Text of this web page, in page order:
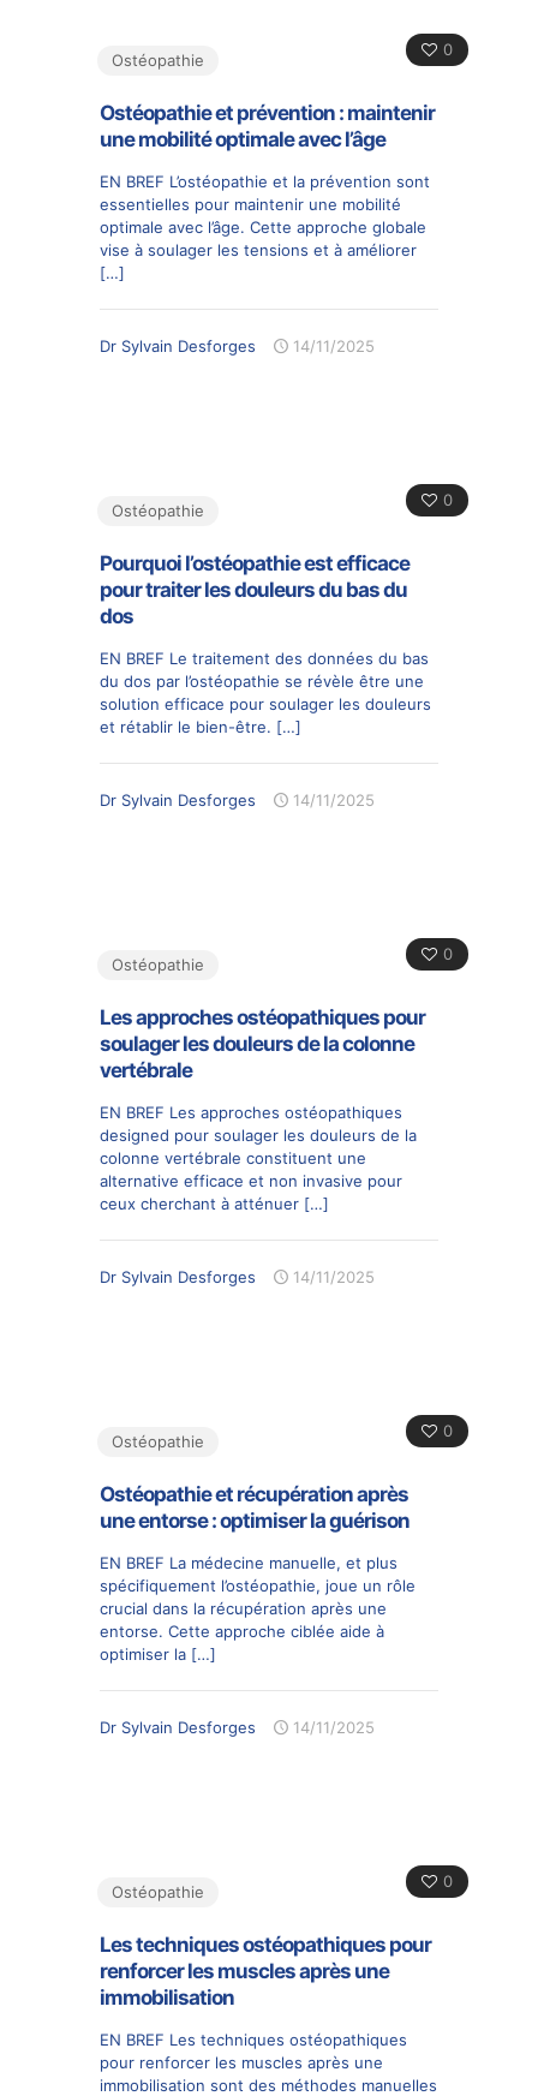
0
Ostéopathie
Ostéopathie et prévention : maintenir
une mobilité optimale avec l’âge
EN BREF L’ostéopathie et la prévention sont
essentielles pour maintenir une mobilité
optimale avec l’âge. Cette approche globale
vise à soulager les tensions et à améliorer
[…]
Dr Sylvain Desforges 14/11/2025
0
Ostéopathie
Pourquoi l’ostéopathie est efficace
pour traiter les douleurs du bas du
dos
EN BREF Le traitement des données du bas
du dos par l’ostéopathie se révèle être une
solution efficace pour soulager les douleurs
et rétablir le bien-être. […]
Dr Sylvain Desforges 14/11/2025
0
Ostéopathie
Les approches ostéopathiques pour
soulager les douleurs de la colonne
vertébrale
EN BREF Les approches ostéopathiques
designed pour soulager les douleurs de la
colonne vertébrale constituent une
alternative efficace et non invasive pour
ceux cherchant à atténuer […]
Dr Sylvain Desforges 14/11/2025
0
Ostéopathie
Ostéopathie et récupération après
une entorse : optimiser la guérison
EN BREF La médecine manuelle, et plus
spécifiquement l’ostéopathie, joue un rôle
crucial dans la récupération après une
entorse. Cette approche ciblée aide à
optimiser la […]
Dr Sylvain Desforges 14/11/2025
0
Ostéopathie
Les techniques ostéopathiques pour
renforcer les muscles après une
immobilisation
EN BREF Les techniques ostéopathiques
pour renforcer les muscles après une
immobilisation sont des méthodes manuelles